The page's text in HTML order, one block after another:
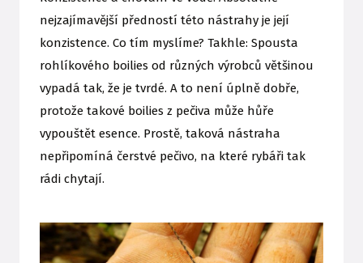
nejzajímavější předností této nástrahy je její
konzistence. Co tím myslíme? Takhle: Spousta
rohlíkového boilies od různých výrobců většinou
vypadá tak, že je tvrdé. A to není úplně dobře,
protože takové boilies z pečiva může hůře
vypouštět esence. Prostě, taková nástraha
nepřipomíná čerstvé pečivo, na které rybáři tak
rádi chytají.